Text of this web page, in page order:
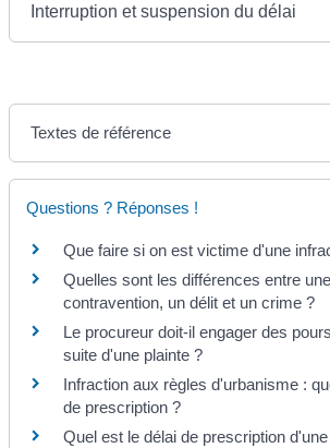
Interruption et suspension du délai
Textes de référence
Questions ? Réponses !
Que faire si on est victime d'une
Quelles sont les différences entre une
contravention, un délit et un crime ?
Le procureur doit-il engager des
suite d'une plainte ?
Infraction aux règles d'urbanisme :
de prescription ?
Quel est le délai de prescription d'une